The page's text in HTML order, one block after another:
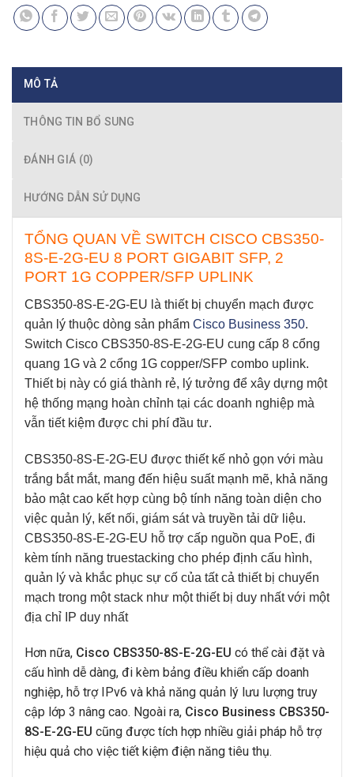
MÔ TẢ
THÔNG TIN BỔ SUNG
ĐÁNH GIÁ (0)
HƯỚNG DẪN SỬ DỤNG
TỔNG QUAN VỀ SWITCH CISCO CBS350-
8S-E-2G-EU 8 PORT GIGABIT SFP, 2
PORT 1G COPPER/SFP UPLINK
CBS350-8S-E-2G-EU là thiết bị chuyển mạch được
quản lý thuộc dòng sản phẩm Cisco Business 350.
Switch Cisco CBS350-8S-E-2G-EU cung cấp 8 cổng
quang 1G và 2 cổng 1G copper/SFP combo uplink.
Thiết bị này có giá thành rẻ, lý tưởng để xây dựng một
hệ thống mạng hoàn chỉnh tại các doanh nghiệp mà
vẫn tiết kiệm được chi phí đầu tư.
CBS350-8S-E-2G-EU được thiết kế nhỏ gọn với màu
trắng bắt mắt, mang đến hiệu suất mạnh mẽ, khả năng
bảo mật cao kết hợp cùng bộ tính năng toàn diện cho
việc quản lý, kết nối, giám sát và truyền tải dữ liệu.
CBS350-8S-E-2G-EU hỗ trợ cấp nguồn qua PoE, đi
kèm tính năng truestacking cho phép định cấu hình,
quản lý và khắc phục sự cố của tất cả thiết bị chuyển
mạch trong một stack như một thiết bị duy nhất với một
địa chỉ IP duy nhất
Hơn nữa, Cisco CBS350-8S-E-2G-EU có thể cài đặt và
cấu hình dễ dàng, đi kèm bảng điều khiển cấp doanh
nghiệp, hỗ trợ IPv6 và khả năng quản lý lưu lượng truy
cập lớp 3 nâng cao. Ngoài ra, Cisco Business CBS350-
8S-E-2G-EU cũng được tích hợp nhiều giải pháp hỗ trợ
hiệu quả cho việc tiết kiệm điện năng tiêu thụ.